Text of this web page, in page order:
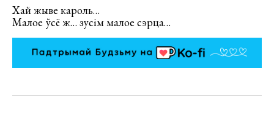
Хай жыве кароль…
Малое ўсё ж… зусім малое сэрца…